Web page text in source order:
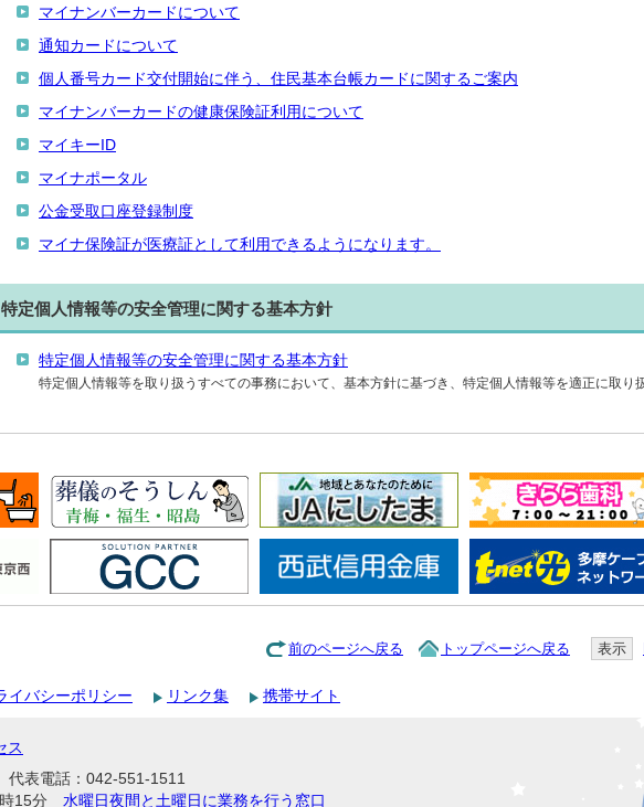
マイナンバーカードについて
通知カードについて
個人番号カード交付開始に伴う、住民基本台帳カードに関するご案内
マイナンバーカードの健康保険証利用について
マイキーID
マイナポータル
公金受取口座登録制度
マイナ保険証が医療証として利用できるようになります。
特定個人情報等の安全管理に関する基本方針
特定個人情報等の安全管理に関する基本方針
特定個人情報等を取り扱うすべての事務において、基本方針に基づき、特定個人情報等を適正に取り
前のページへ戻る トップページへ戻る 表示
イバシーポリシー リンク集 携帯サイト
ス
表電話：042-551-1511
時15分 水曜日夜間と土曜日に業務を行う窓口